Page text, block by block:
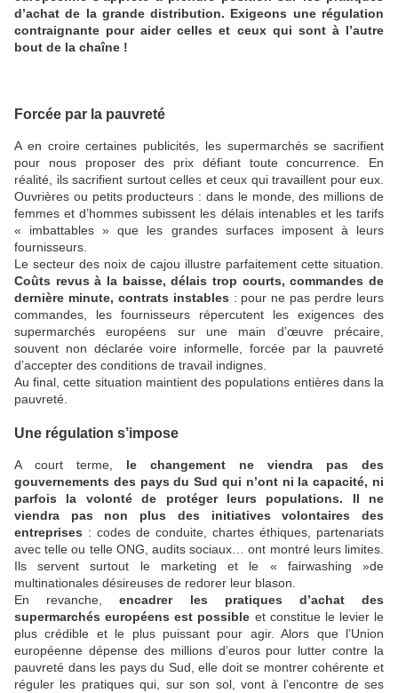
d’achat de la grande distribution. Exigeons une régulation
contraignante pour aider celles et ceux qui sont à l’autre
bout de la chaîne !
Forcée par la pauvreté
A en croire certaines publicités, les supermarchés se sacrifient
pour nous proposer des prix défiant toute concurrence. En
réalité, ils sacrifient surtout celles et ceux qui travaillent pour eux.
Ouvrières ou petits producteurs : dans le monde, des millions de
femmes et d’hommes subissent les délais intenables et les tarifs
« imbattables » que les grandes surfaces imposent à leurs
fournisseurs.
Le secteur des noix de cajou illustre parfaitement cette situation.
Coûts revus à la baisse, délais trop courts, commandes de
dernière minute, contrats instables : pour ne pas perdre leurs
commandes, les fournisseurs répercutent les exigences des
supermarchés européens sur une main d’œuvre précaire,
souvent non déclarée voire informelle, forcée par la pauvreté
d’accepter des conditions de travail indignes.
Au final, cette situation maintient des populations entières dans la
pauvreté.
Une régulation s’impose
A court terme, le changement ne viendra pas des
gouvernements des pays du Sud qui n’ont ni la capacité, ni
parfois la volonté de protéger leurs populations. Il ne
viendra pas non plus des initiatives volontaires des
entreprises : codes de conduite, chartes éthiques, partenariats
avec telle ou telle ONG, audits sociaux… ont montré leurs limites.
Ils servent surtout le marketing et le « fairwashing »de
multinationales désireuses de redorer leur blason.
En revanche,encadrer les pratiques d’achat des
supermarchés européens est possible et constitue le levier le
plus crédible et le plus puissant pour agir. Alors que l’Union
européenne dépense des millions d’euros pour lutter contre la
pauvreté dans les pays du Sud, elle doit se montrer cohérente et
réguler les pratiques qui, sur son sol, vont à l’encontre de ses